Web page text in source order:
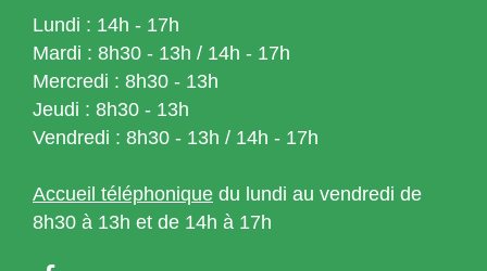
Lundi : 14h - 17h
Mardi : 8h30 - 13h / 14h - 17h
Mercredi : 8h30 - 13h
Jeudi : 8h30 - 13h
Vendredi : 8h30 - 13h / 14h - 17h
Accueil téléphonique du lundi au vendredi de
8h30 à 13h et de 14h à 17h